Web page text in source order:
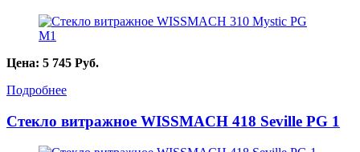
Цена: 5 745 Руб.
Подробнее
Стекло витражное WISSMACH 418 Seville PG 1